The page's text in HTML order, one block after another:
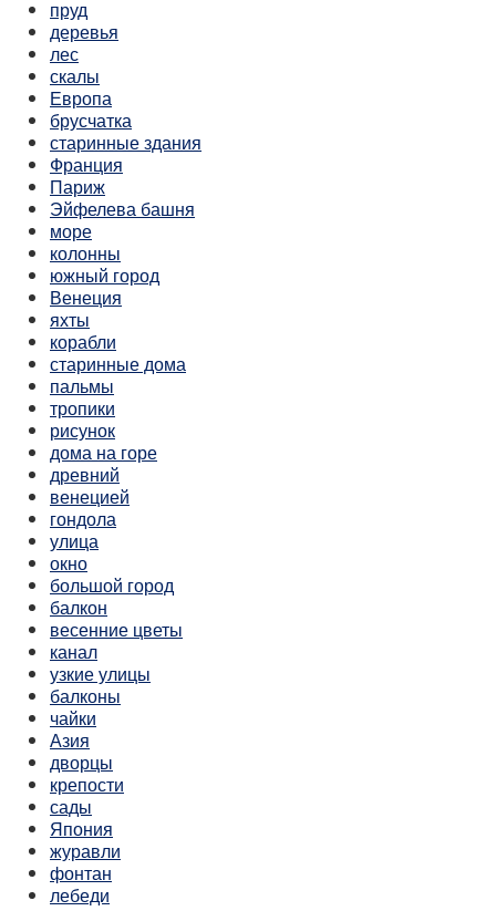
пруд
деревья
лес
скалы
Европа
брусчатка
старинные здания
Франция
Париж
Эйфелева башня
море
колонны
южный город
Венеция
яхты
корабли
старинные дома
пальмы
тропики
рисунок
дома на горе
древний
венецией
гондола
улица
окно
большой город
балкон
весенние цветы
канал
узкие улицы
балконы
чайки
Азия
дворцы
крепости
сады
Япония
журавли
фонтан
лебеди